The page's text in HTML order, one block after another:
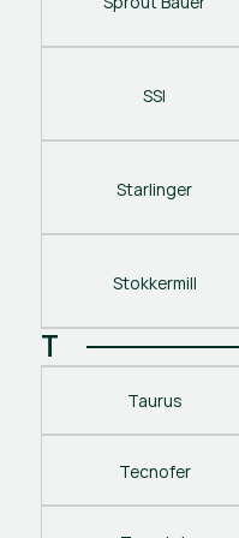
SSI
Starlinger
Stokkermill
T
Taurus
Tecnofer